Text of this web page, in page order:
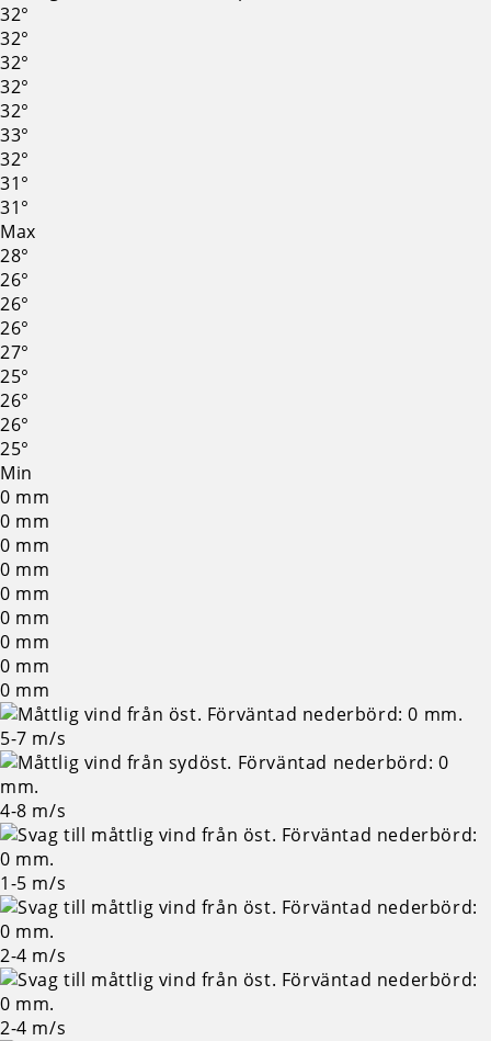
32°
32°
32°
32°
32°
33°
32°
31°
31°
Max
28°
26°
26°
26°
27°
25°
26°
26°
25°
Min
0 mm
0 mm
0 mm
0 mm
0 mm
0 mm
0 mm
0 mm
0 mm
5-7 m/s
4-8 m/s
1-5 m/s
2-4 m/s
2-4 m/s